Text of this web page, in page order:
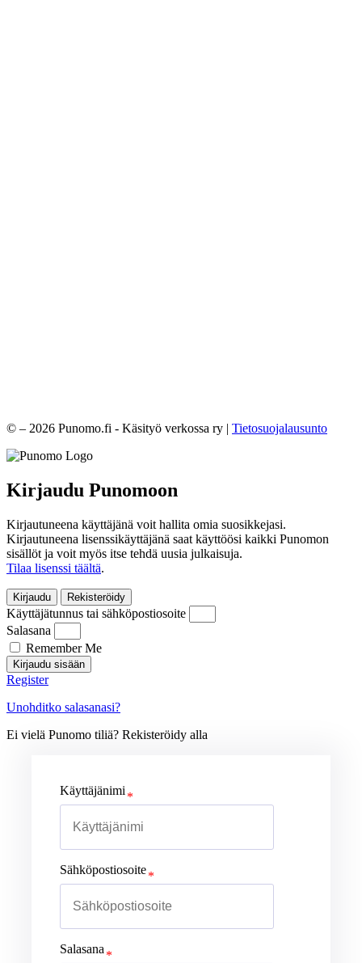
© – 2026 Punomo.fi - Käsityö verkossa ry | Tietosuojalausunto
Kirjaudu Punomoon
Kirjautuneena käyttäjänä voit hallita omia suosikkejasi.
Kirjautuneena lisenssikäyttäjänä saat käyttöösi kaikki Punomon
sisällöt ja voit myös itse tehdä uusia julkaisuja.
Tilaa lisenssi täältä.
Kirjaudu Rekisteröidy
Käyttäjätunnus tai sähköpostiosoite
Salasana
Remember Me
Kirjaudu sisään
Register
Unohditko salasanasi?
Ei vielä Punomo tiliä? Rekisteröidy alla
Käyttäjänimi
Sähköpostiosoite
Salasana